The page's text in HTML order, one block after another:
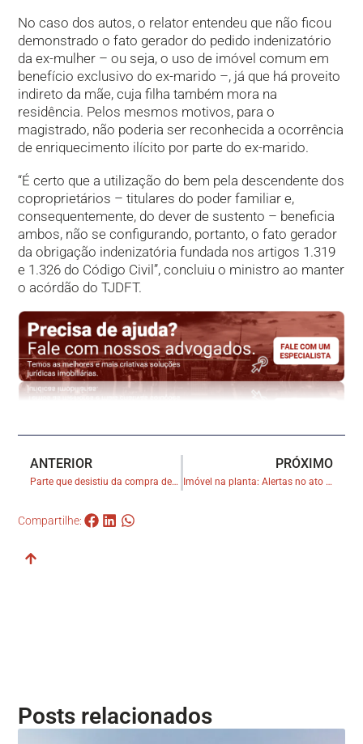
No caso dos autos, o relator entendeu que não ficou
demonstrado o fato gerador do pedido indenizatório
da ex-mulher – ou seja, o uso de imóvel comum em
benefício exclusivo do ex-marido –, já que há proveito
indireto da mãe, cuja filha também mora na
residência. Pelos mesmos motivos, para o
magistrado, não poderia ser reconhecida a ocorrência
de enriquecimento ilícito por parte do ex-marido.
“É certo que a utilização do bem pela descendente dos
coproprietários – titulares do poder familiar e,
consequentemente, do dever de sustento – beneficia
ambos, não se configurando, portanto, o fato gerador
da obrigação indenizatória fundada nos artigos 1.319
e 1.326 do Código Civil”, concluiu o ministro ao manter
o acórdão do TJDFT.​
ANTERIOR
Parte que desistiu da compra de terreno sem edificação não precisa pagar taxa de ocupação ao vendedor
PRÓXIMO
Imóvel na planta: Alertas no ato da compra
Compartilhe:
Posts relacionados